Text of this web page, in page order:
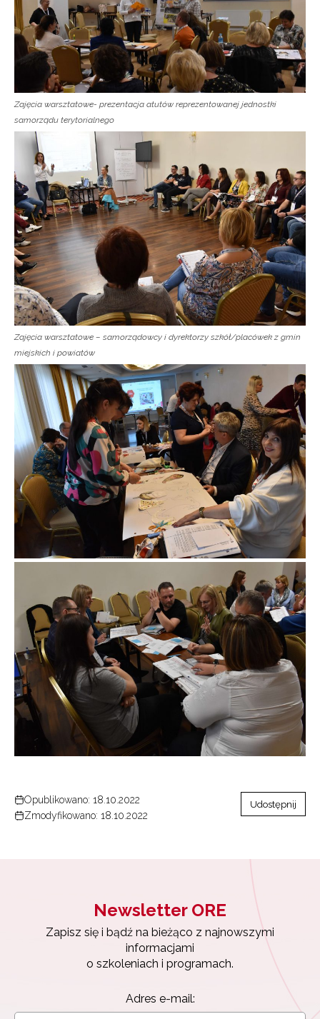
Zajęcia warsztatowe- prezentacja atutów reprezentowanej jednostki
samorządu terytorialnego
Zajęcia warsztatowe – samorządowcy i dyrektorzy szkół/placówek z gmin
miejskich i powiatów
Opublikowano: 18.10.2022
Zmodyfikowano: 18.10.2022
Udostępnij
Newsletter ORE
Zapisz się i bądź na bieżąco z najnowszymi
informacjami
o szkoleniach i programach.
Adres e-mail: